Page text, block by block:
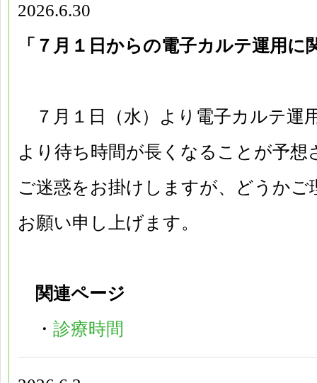
2026.6.30
「７月１日からの電子カルテ運用に
７月１日（水）より電子カルテ運
より待ち時間が長くなることが予想
ご迷惑をお掛けしますが、どうか
お願い申し上げます。
関連ページ
・ 診療時間